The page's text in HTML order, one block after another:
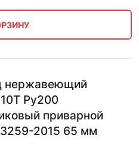
нержавеющий
Ру200
приварной
2015 65 мм